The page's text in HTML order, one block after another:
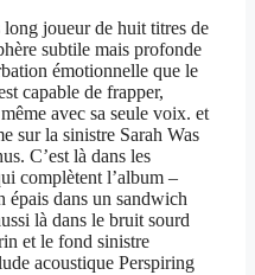
joueur de huit titres de
subtile mais profonde
émotionnelle que le
capable de frapper,
avec sa seule voix. et
sur la sinistre Sarah Was
C’est là dans les
complètent l’album –
épais dans un sandwich
là dans le bruit sourd
et le fond sinistre
acoustique Perspiring